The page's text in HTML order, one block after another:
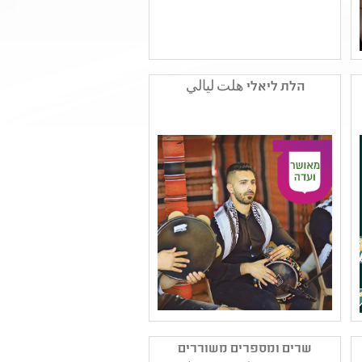
רוזמרין
קטגוריה: מוזיקה קלאסית
נושאים: תרבות ,תהליכי
יצירה ,שורשים ותרבויות
ישראל
הלת ליאלי هلت ليالي
הפקות
קטגוריה: מוזיקה ערבית
שרים ומספרים משוררים